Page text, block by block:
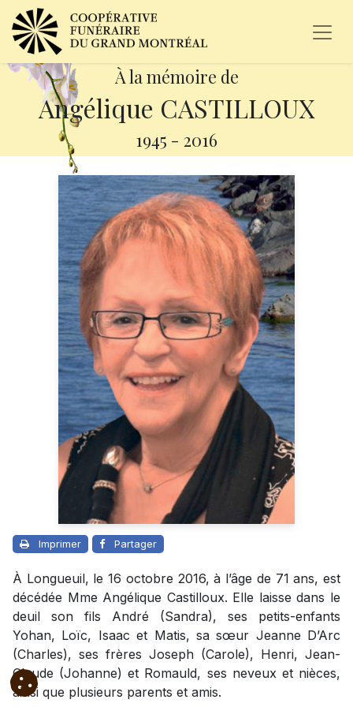
À la mémoire de
Angélique CASTILLOUX
1945 - 2016
Imprimer Partager
À Longueuil, le 16 octobre 2016, à l’âge de 71 ans, est
décédée Mme Angélique Castilloux. Elle laisse dans le
deuil son fils André (Sandra), ses petits-enfants
Yohan, Loïc, Isaac et Matis, sa sœur Jeanne D’Arc
(Charles), ses frères Joseph (Carole), Henri, Jean-
Claude (Johanne) et Romauld, ses neveux et nièces,
ainsi que plusieurs parents et amis.